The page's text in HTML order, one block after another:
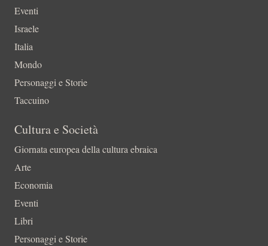
Eventi
Israele
Italia
Mondo
Personaggi e Storie
Taccuino
Cultura e Società
Giornata europea della cultura ebraica
Arte
Economia
Eventi
Libri
Personaggi e Storie